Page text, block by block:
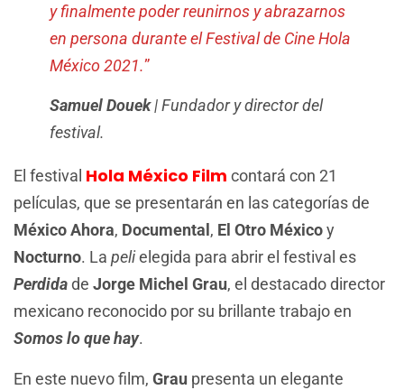
y finalmente poder reunirnos y abrazarnos
en persona durante el Festival de Cine Hola
México 2021.”
Samuel Douek| Fundador y director del
festival.
El festival Hola México Film contará con 21
películas, que se presentarán en las categorías de
México Ahora, Documental , El Otro Méxicoy
Nocturno. La pelielegida para abrir el festival es
Perdidade Jorge Michel Grau, el destacado director
mexicano reconocido por su brillante trabajo en
Somos lo que hay.
En este nuevo film, Grau presenta un elegante